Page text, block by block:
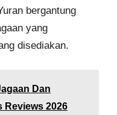
bergantung
yang
disediakan.
Dan
Reviews 2026